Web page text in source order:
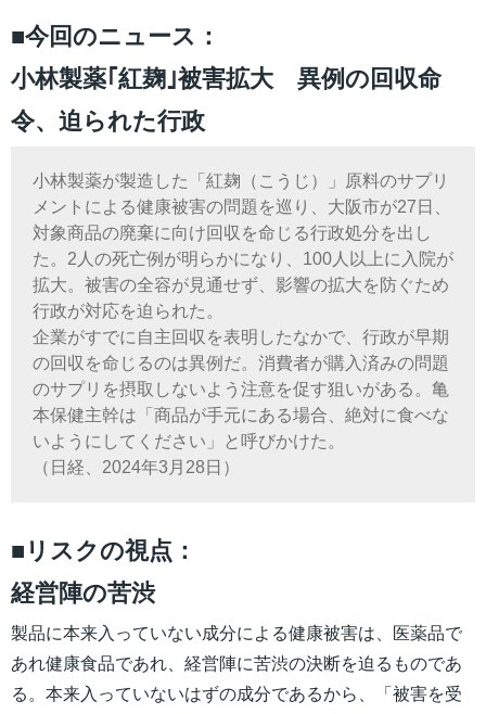
■今回のニュース：
小林製薬｢紅麹｣被害拡大 異例の回収命
令、迫られた行政
小林製薬が製造した「紅麹（こうじ）」原料のサプリ
メントによる健康被害の問題を巡り、大阪市が27日、
対象商品の廃棄に向け回収を命じる行政処分を出し
た。2人の死亡例が明らかになり、100人以上に入院が
拡大。被害の全容が見通せず、影響の拡大を防ぐため
行政が対応を迫られた。
企業がすでに自主回収を表明したなかで、行政が早期
の回収を命じるのは異例だ。消費者が購入済みの問題
のサプリを摂取しないよう注意を促す狙いがある。亀
本保健主幹は「商品が手元にある場合、絶対に食べな
いようにしてください」と呼びかけた。
（日経、2024年3月28日）
■リスクの視点：
経営陣の苦渋
製品に本来入っていない成分による健康被害は、医薬品で
あれ健康食品であれ、経営陣に苦渋の決断を迫るものであ
る。本来入っていないはずの成分であるから、「被害を受